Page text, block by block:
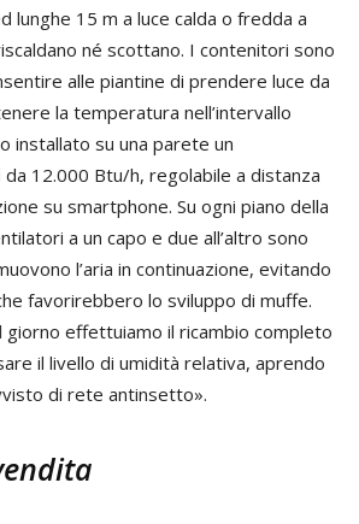
lunghe 15 m a luce calda o fredda a
né scottano. I contenitori sono
alle piantine di prendere luce da
la temperatura nell’intervallo
installato su una parete un
12.000 Btu/h, regolabile a distanza
su smartphone. Su ogni piano della
a un capo e due all’altro sono
l’aria in continuazione, evitando
favorirebbero lo sviluppo di muffe.
giorno effettuiamo il ricambio completo
il livello di umidità relativa, aprendo
di rete antinsetto».